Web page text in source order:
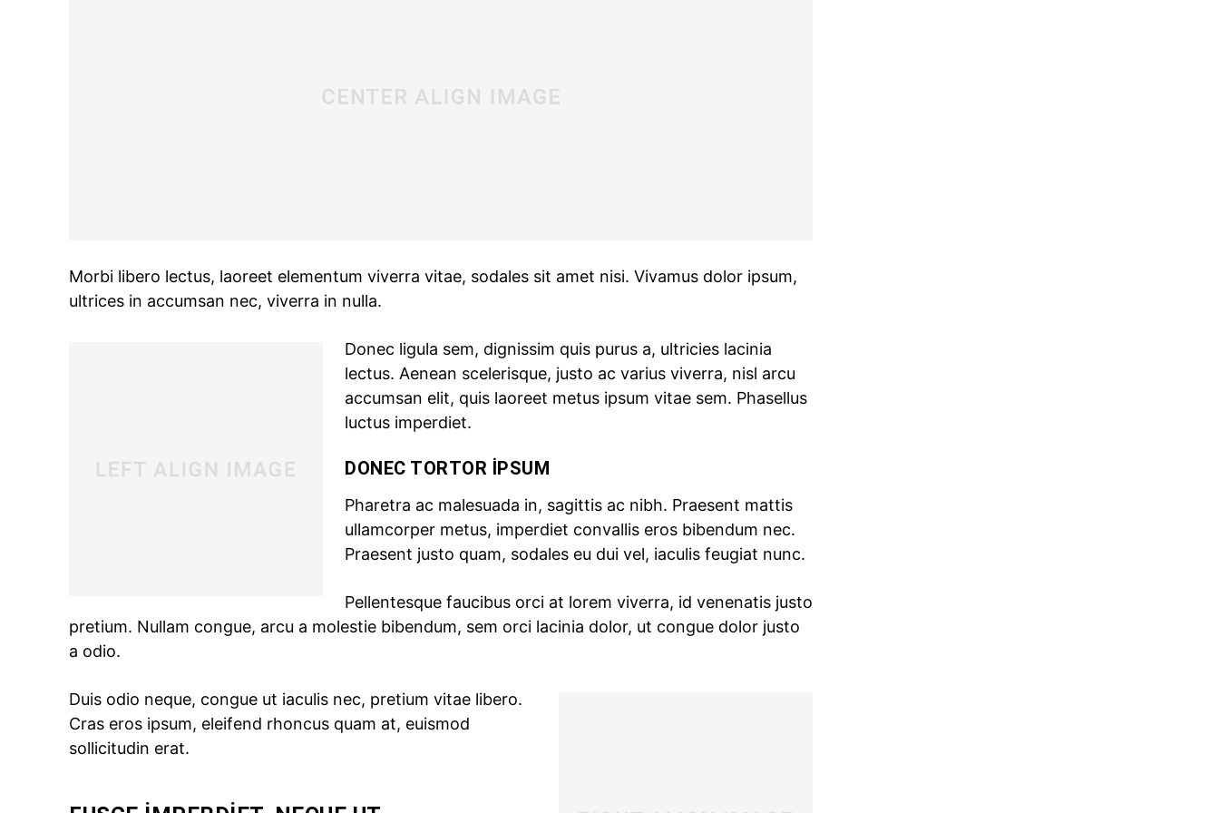
Morbi libero lectus, laoreet elementum viverra vitae, sodales sit amet nisi. Vivamus dolor ipsum,
ultrices in accumsan nec, viverra in nulla.
Donec ligula sem, dignissim quis purus a, ultricies lacinia
lectus. Aenean scelerisque, justo ac varius viverra, nisl arcu
accumsan elit, quis laoreet metus ipsum vitae sem. Phasellus
luctus imperdiet.
DONEC TORTOR IPSUM
Pharetra ac malesuada in, sagittis ac nibh. Praesent mattis
ullamcorper metus, imperdiet convallis eros bibendum nec.
Praesent justo quam, sodales eu dui vel, iaculis feugiat nunc.
Pellentesque faucibus orci at lorem viverra, id venenatis justo
pretium. Nullam congue, arcu a molestie bibendum, sem orci lacinia dolor, ut congue dolor justo
a odio.
Duis odio neque, congue ut iaculis nec, pretium vitae libero.
Cras eros ipsum, eleifend rhoncus quam at, euismod
sollicitudin erat.